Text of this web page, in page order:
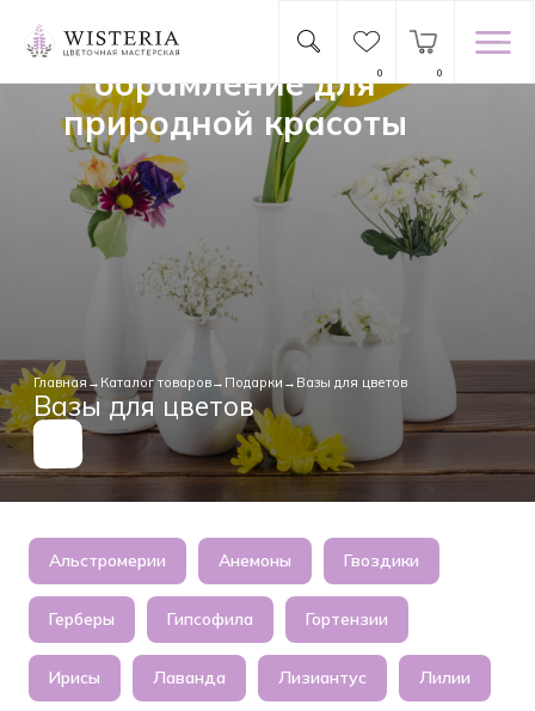
0 0
Вазы для цветов
Каталог товаров →Подарки →Вазы для цветов
Идеальное
обрамление для
природной красоты
Альстромерии Анемоны Гвоздики
Герберы Гипсофила Гортензии
Ирисы Лаванда Лизиантус Лилии